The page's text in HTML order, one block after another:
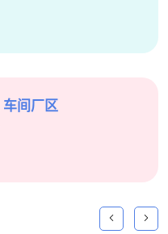
车间厂区